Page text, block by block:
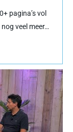
pagina’s vol
veel meer…